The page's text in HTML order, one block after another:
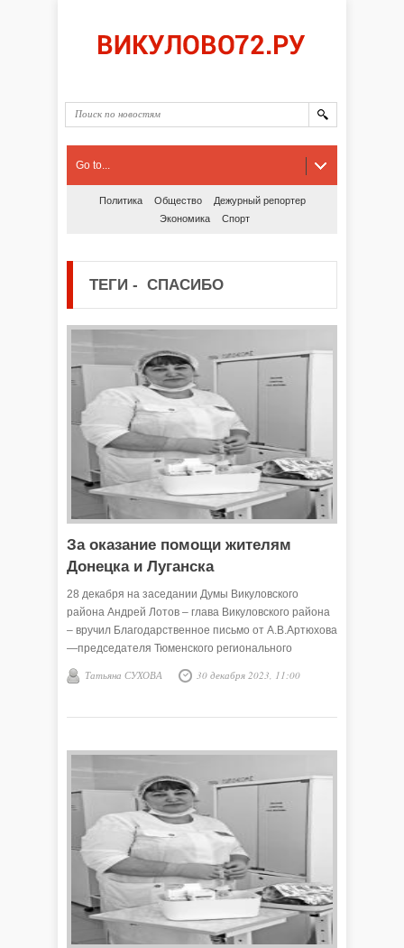
Go to...
Политика Общество
Дежурный репортер
Экономика
Спорт
ТЕГИ - СПАСИБО
За оказание помощи жителям
Донецка и Луганска
28 декабря на заседании Думы Викуловского
района Андрей Лотов – глава Викуловского района
– вручил Благодарственное письмо от А.В.Артюхова
—председателя Тюменского регионального
отделения партии «Единая Россия» -- медицинской
сестре детского отделения ГБУЗ ТО «Областная
районная больница» Галине Шаталиной за
жителям Донецкой и Луганской республик.
Татьяна СУХОВА 30 декабря 2023, 11:00